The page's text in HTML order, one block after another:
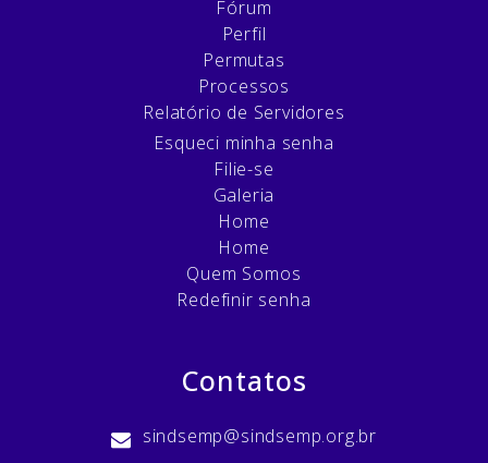
Fórum
Perfil
Permutas
Processos
Relatório de Servidores
Esqueci minha senha
Filie-se
Galeria
Home
Home
Quem Somos
Redefinir senha
Contatos
sindsemp@sindsemp.org.br